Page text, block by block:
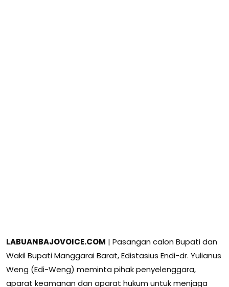
LABUANBAJOVOICE.COM | Pasangan calon Bupati dan
Wakil Bupati Manggarai Barat, Edistasius Endi-dr. Yulianus
Weng (Edi-Weng) meminta pihak penyelenggara,
aparat keamanan dan aparat hukum untuk menjaga